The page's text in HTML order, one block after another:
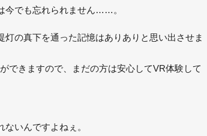
今でも忘れられません……。
の真下を通った記憶はありありと思い出させま
できますので、まだの方は安心してVR体験して
いんですよねぇ。